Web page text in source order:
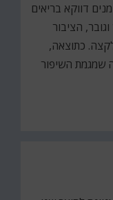
דווקא בריאים
הציבור
כתוצאה,
שמגמת השיפור